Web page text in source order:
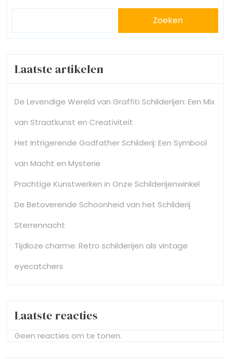
Zoeken
Laatste artikelen
De Levendige Wereld van Graffiti Schilderijen: Een Mix
van Straatkunst en Creativiteit
Het Intrigerende Godfather Schilderij: Een Symbool
van Macht en Mysterie
Prachtige Kunstwerken in Onze Schilderijenwinkel
De Betoverende Schoonheid van het Schilderij
Sterrennacht
Tijdloze charme: Retro schilderijen als vintage
eyecatchers
Laatste reacties
Geen reacties om te tonen.